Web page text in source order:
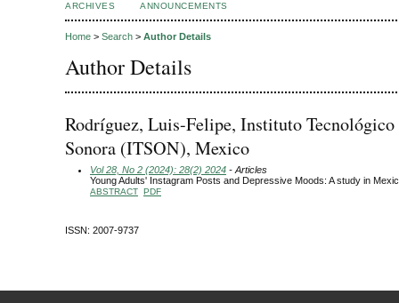
ARCHIVES
ANNOUNCEMENTS
Home > Search > Author Details
Author Details
Rodríguez, Luis-Felipe, Instituto Tecnológico
Sonora (ITSON), Mexico
Vol 28, No 2 (2024): 28(2) 2024 - Articles
Young Adults' Instagram Posts and Depressive Moods: A study in
ABSTRACT PDF
ISSN: 2007-9737